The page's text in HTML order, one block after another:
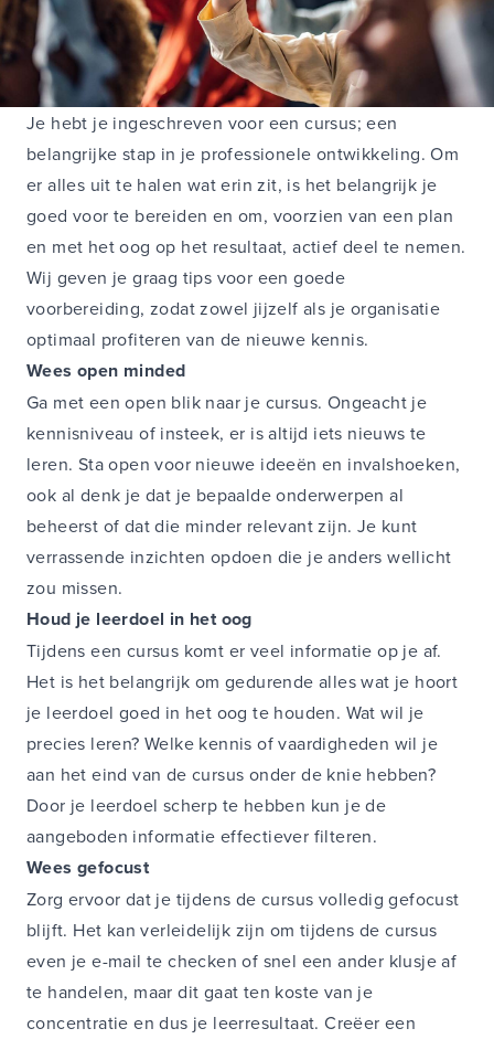
Je hebt je ingeschreven voor een cursus; een
belangrijke stap in je professionele ontwikkeling. Om
er alles uit te halen wat erin zit, is het belangrijk je
goed voor te bereiden en om, voorzien van een plan
en met het oog op het resultaat, actief deel te nemen.
Wij geven je graag tips voor een goede
voorbereiding, zodat zowel jijzelf als je organisatie
optimaal profiteren van de nieuwe kennis.
Wees open minded
Ga met een open blik naar je cursus. Ongeacht je
kennisniveau of insteek, er is altijd iets nieuws te
leren. Sta open voor nieuwe ideeën en invalshoeken,
ook al denk je dat je bepaalde onderwerpen al
beheerst of dat die minder relevant zijn. Je kunt
verrassende inzichten opdoen die je anders wellicht
zou missen.
Houd je leerdoel in het oog
Tijdens een cursus komt er veel informatie op je af.
Het is het belangrijk om gedurende alles wat je hoort
je leerdoel goed in het oog te houden. Wat wil je
precies leren? Welke kennis of vaardigheden wil je
aan het eind van de cursus onder de knie hebben?
Door je leerdoel scherp te hebben kun je de
aangeboden informatie effectiever filteren.
Wees gefocust
Zorg ervoor dat je tijdens de cursus volledig gefocust
blijft. Het kan verleidelijk zijn om tijdens de cursus
even je e-mail te checken of snel een ander klusje af
te handelen, maar dit gaat ten koste van je
concentratie en dus je leerresultaat. Creëer een